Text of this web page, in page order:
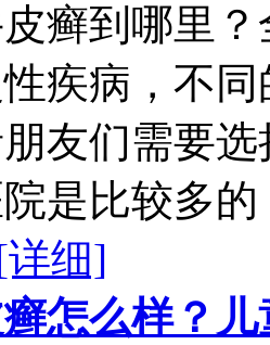
癣到哪里
疾病，不
友们需要
是比较多
详细]
怎么样？